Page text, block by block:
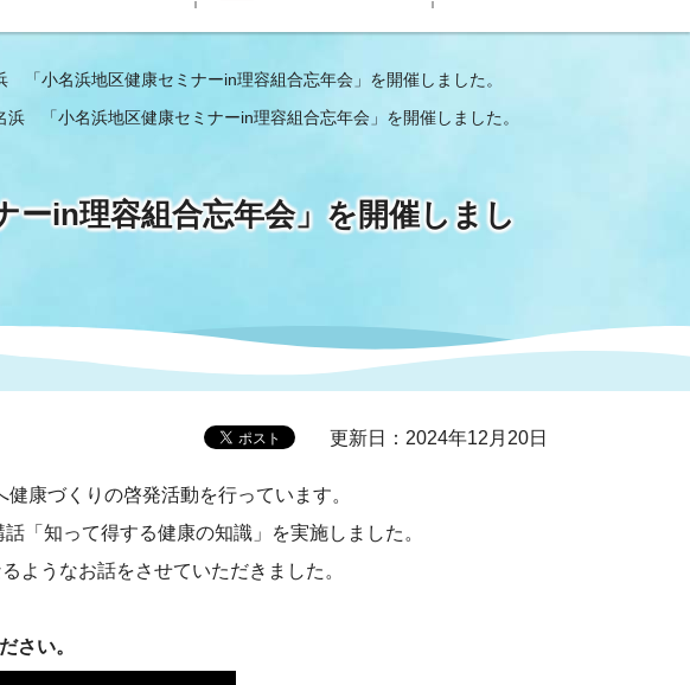
明 税金
生活・相談 ごみ・環境
教育委員会
障がい者福祉
者向け情報 生活保護
医療センター
光客向けページ 観光スポット
化 芸術
支払・請求
・開発・建築 企業支援・起業支援
ィいわき ふるさと寄附金
財政
広告事業 選挙管理委員会
「小名浜地区健康セミナーin理容組合忘年会」を開催しました。
浜 「小名浜地区健康セミナーin理容組合忘年会」を開催しました。
in理容組合忘年会」を開催しまし
更新日：2024年12月20日
康づくりの啓発活動を行っています。
「知って得する健康の知識」を実施しました。
ようなお話をさせていただきました。
さい。